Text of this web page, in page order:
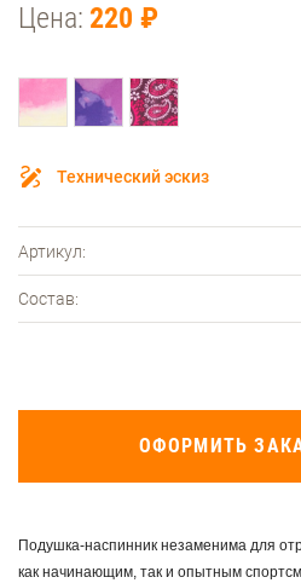
Цена: 220 ₽
Технический эскиз
Артикул:
Состав:
ОФОРМИТЬ
Подушка-наспинник незаменима для
как начинающим, так и опытным